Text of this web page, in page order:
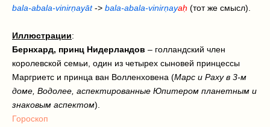
bala-abala-vinirṇayāt -> bala-abala-vinirṇayaḥ (тот же смысл).
Иллюстрации:
Бернхард, принц Нидерландов – голландский член
королевской семьи, один из четырех сыновей принцессы
Маргриетс и принца ван Волленховена (Марс и Раху в 3-м
доме, Водолее, аспектированные Юпитером планетным и
знаковым аспектом).
Гороскоп